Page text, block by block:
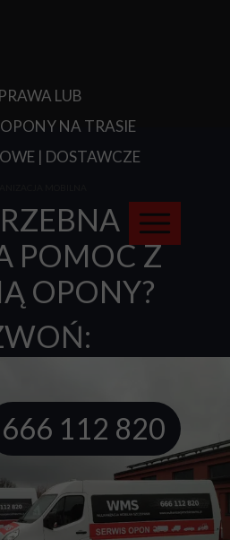
LUB
NA TRASIE
| DOSTAWCZE
666 112 820
POMOC Z
OPONY?
112 820
112 820